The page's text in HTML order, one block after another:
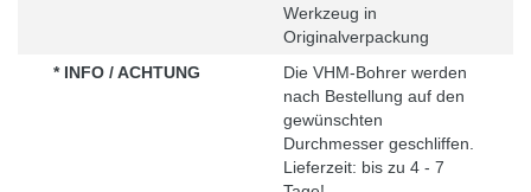
Werkzeug in
Originalverpackung
* INFO / ACHTUNG
Die VHM-Bohrer werden
nach Bestellung auf den
gewünschten
Durchmesser geschliffen.
Lieferzeit: bis zu 4 - 7